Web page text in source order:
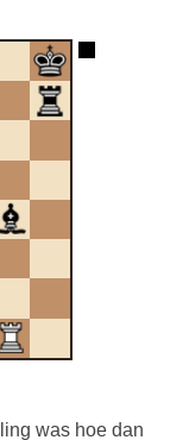
was hoe dan